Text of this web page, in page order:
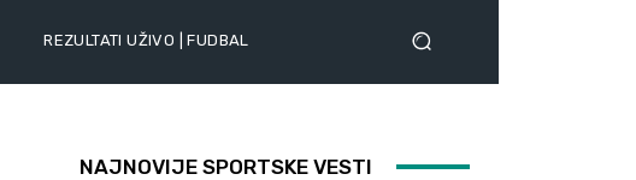
REZULTATI UŽIVO | FUDBAL
NAJNOVIJE SPORTSKE VESTI